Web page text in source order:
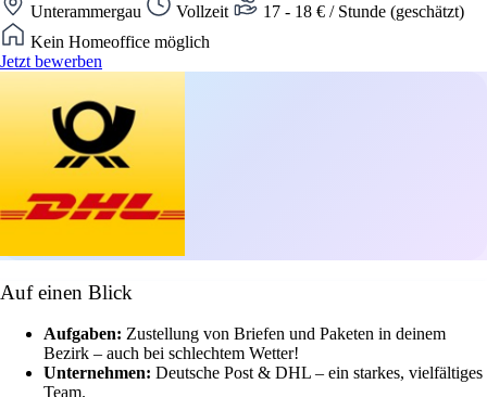
Unterammergau Vollzeit
17 - 18 € / Stunde (geschätzt)
Kein Homeoffice möglich
Jetzt bewerben
Auf einen Blick
Aufgaben: Zustellung von Briefen und Paketen in deinem
Bezirk – auch bei schlechtem Wetter!
Unternehmen: Deutsche Post & DHL – ein starkes, vielfältiges
Team.